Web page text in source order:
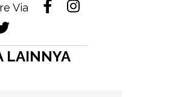
Via
LAINNYA